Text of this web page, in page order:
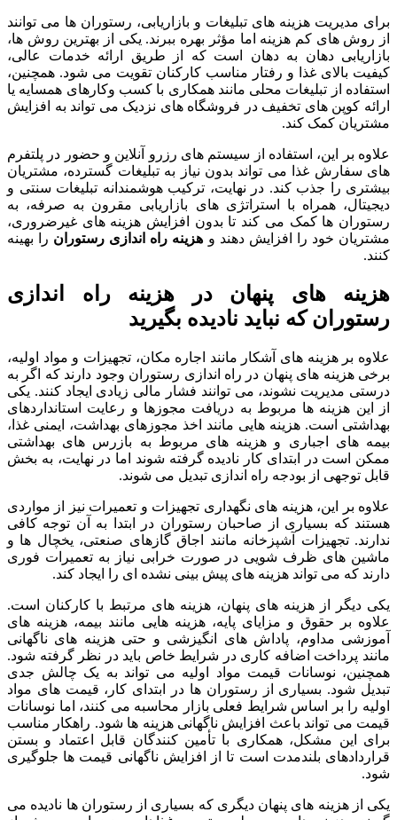
برای مدیریت هزینه های تبلیغات و بازاریابی، رستوران ها می توانند
از روش های کم هزینه اما مؤثر بهره ببرند. یکی از بهترین روش ها،
بازاریابی دهان به دهان است که از طریق ارائه خدمات عالی،
کیفیت بالای غذا و رفتار مناسب کارکنان تقویت می شود. همچنین،
استفاده از تبلیغات محلی مانند همکاری با کسب وکارهای همسایه یا
ارائه کوپن های تخفیف در فروشگاه های نزدیک می تواند به افزایش
مشتریان کمک کند.
علاوه بر این، استفاده از سیستم های رزرو آنلاین و حضور در پلتفرم
های سفارش غذا می تواند بدون نیاز به تبلیغات گسترده، مشتریان
بیشتری را جذب کند. در نهایت، ترکیب هوشمندانه تبلیغات سنتی و
دیجیتال، همراه با استراتژی های بازاریابی مقرون به صرفه، به
رستوران ها کمک می کند تا بدون افزایش هزینه های غیرضروری،
مشتریان خود را افزایش دهند و هزینه راه اندازی رستوران را بهینه
کنند.
هزینه های پنهان در هزینه راه اندازی
رستوران که نباید نادیده بگیرید
علاوه بر هزینه های آشکار مانند اجاره مکان، تجهیزات و مواد اولیه،
برخی هزینه های پنهان در راه اندازی رستوران وجود دارند که اگر به
درستی مدیریت نشوند، می توانند فشار مالی زیادی ایجاد کنند. یکی
از این هزینه ها مربوط به دریافت مجوزها و رعایت استانداردهای
بهداشتی است. هزینه هایی مانند اخذ مجوزهای بهداشت، ایمنی غذا،
بیمه های اجباری و هزینه های مربوط به بازرس های بهداشتی
ممکن است در ابتدای کار نادیده گرفته شوند اما در نهایت، به بخش
قابل توجهی از بودجه راه اندازی تبدیل می شوند.
علاوه بر این، هزینه های نگهداری تجهیزات و تعمیرات نیز از مواردی
هستند که بسیاری از صاحبان رستوران در ابتدا به آن توجه کافی
ندارند. تجهیزات آشپزخانه مانند اجاق گازهای صنعتی، یخچال ها و
ماشین های ظرف شویی در صورت خرابی نیاز به تعمیرات فوری
دارند که می تواند هزینه های پیش بینی نشده ای را ایجاد کند.
یکی دیگر از هزینه های پنهان، هزینه های مرتبط با کارکنان است.
علاوه بر حقوق و مزایای پایه، هزینه هایی مانند بیمه، هزینه های
آموزشی مداوم، پاداش های انگیزشی و حتی هزینه های ناگهانی
مانند پرداخت اضافه کاری در شرایط خاص باید در نظر گرفته شود.
همچنین، نوسانات قیمت مواد اولیه می تواند به یک چالش جدی
تبدیل شود. بسیاری از رستوران ها در ابتدای کار، قیمت های مواد
اولیه را بر اساس شرایط فعلی بازار محاسبه می کنند، اما نوسانات
قیمت می تواند باعث افزایش ناگهانی هزینه ها شود. راهکار مناسب
برای این مشکل، همکاری با تأمین کنندگان قابل اعتماد و بستن
قراردادهای بلندمدت است تا از افزایش ناگهانی قیمت ها جلوگیری
شود.
یکی از هزینه های پنهان دیگری که بسیاری از رستوران ها نادیده می